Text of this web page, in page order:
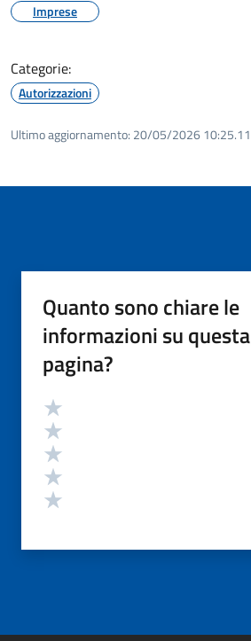
Imprese
Categorie:
Autorizzazioni
Ultimo aggiornamento: 20/05/2026 10:25.11
Quanto sono chiare le
informazioni su questa
pagina?
Valutazione